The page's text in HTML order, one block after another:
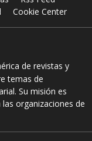
Cookie Center
de revistas y
temas de
Su misión es
organizaciones de